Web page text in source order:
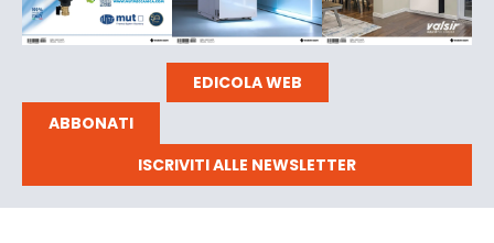
EDICOLA WEB
ABBONATI
ISCRIVITI ALLE NEWSLETTER